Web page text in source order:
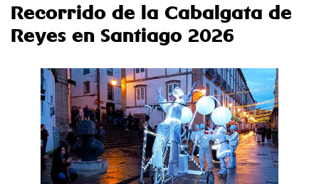
Recorrido de la Cabalgata de
Reyes en Santiago 2026